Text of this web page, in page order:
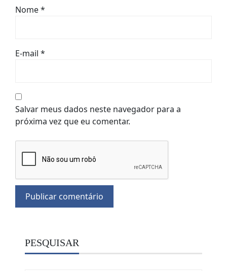
Nome*
E-mail *
Salvar meus dados neste navegador para a
próxima vez que eu comentar.
PESQUISAR